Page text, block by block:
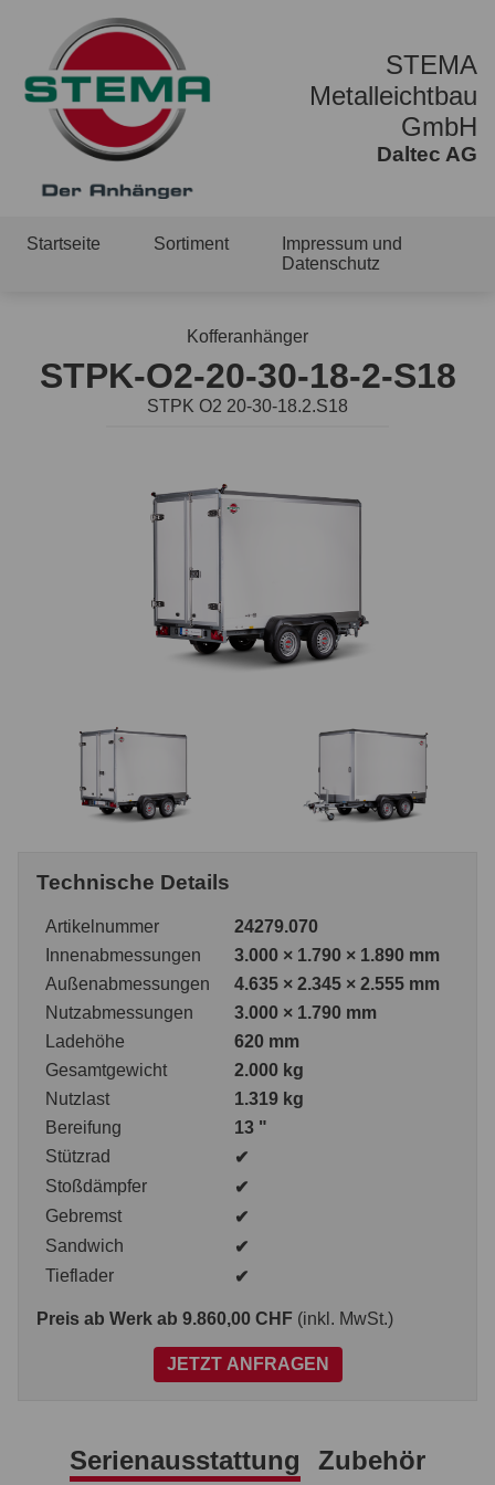
STEMA
Metalleichtbau
GmbH
Daltec AG
Startseite Sortiment
Impressum und
Datenschutz
Kofferanhänger
STPK-O2-20-30-18-2-S18
STPK O2 20-30-18.2.S18
Technische Details
Artikelnummer
24279.070
Innenabmessungen
3.000 × 1.790 × 1.890 mm
Außenabmessungen
4.635 × 2.345 × 2.555 mm
Nutzabmessungen
3.000 × 1.790 mm
Ladehöhe
620 mm
Gesamtgewicht
2.000 kg
Nutzlast
1.319 kg
Bereifung
13 "
Stützrad
✔
Stoßdämpfer
✔
Gebremst
✔
Sandwich
✔
Tieflader
✔
Preis ab Werk ab 9.860,00 CHF (inkl. MwSt.)
JETZT ANFRAGEN
Serienausstattung Zubehör